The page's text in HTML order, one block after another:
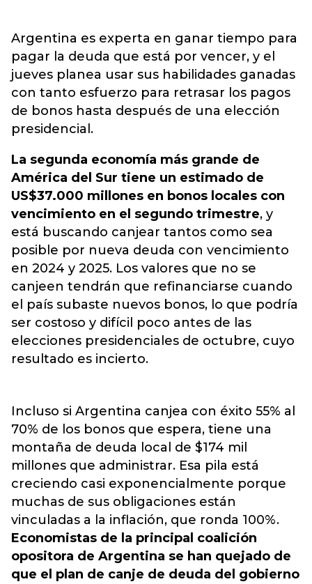
Argentina es experta en ganar tiempo para
pagar la deuda que está por vencer, y el
jueves planea usar sus habilidades ganadas
con tanto esfuerzo para retrasar los pagos
de bonos hasta después de una elección
presidencial.
La segunda economía más grande de
América del Sur tiene un estimado de
US$37.000 millones en bonos locales con
vencimiento en el segundo trimestre, y
está buscando canjear tantos como sea
posible por nueva deuda con vencimiento
en 2024 y 2025. Los valores que no se
canjeen tendrán que refinanciarse cuando
el país subaste nuevos bonos, lo que podría
ser costoso y difícil poco antes de las
elecciones presidenciales de octubre, cuyo
resultado es incierto.
Incluso si Argentina canjea con éxito 55% al ​​
70% de los bonos que espera, tiene una
montaña de deuda local de $174 mil
millones que administrar. Esa pila está
creciendo casi exponencialmente porque
muchas de sus obligaciones están
vinculadas a la inflación, que ronda 100%.
Economistas de la principal coalición
opositora de Argentina se han quejado de
que el plan de canje de deuda del gobierno